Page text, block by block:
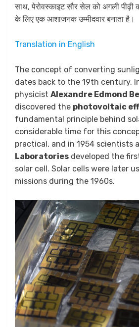
साथ, पेरोवस्काइट सौर सेल को अगली पीढ़ी
के लिए एक आशाजनक उम्मीदवार बनाता है।
Translation in English
The concept of converting
dates back to the 19th century.
physicist Alexandre Edmond
discovered the photovoltaic
fundamental principle behind
considerable time for this
practical, and in 1954 scientists
Laboratories developed the
solar cell. Solar cells were later
missions during the 1960s.